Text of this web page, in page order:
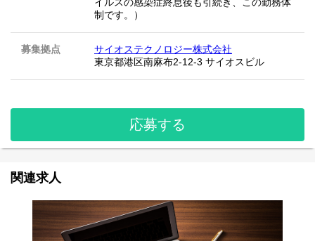
制です。）
募集拠点
サイオステクノロジー株式会社
東京都港区南麻布2-12-3 サイオスビル
応募する
関連求人